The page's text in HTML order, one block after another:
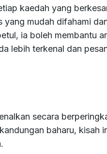
kaedah yang
yang mudah difahami
ia boleh membantu
lebih terkenal dan
secara
baharu, kisah